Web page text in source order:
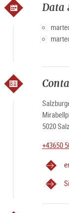
Data
5020
+43650